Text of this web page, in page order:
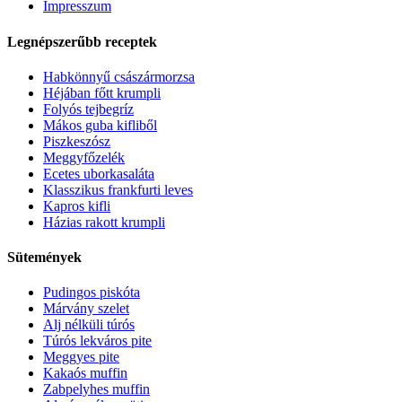
Impresszum
Legnépszerűbb receptek
Habkönnyű császármorzsa
Héjában főtt krumpli
Folyós tejbegríz
Mákos guba kifliből
Piszkeszósz
Meggyfőzelék
Ecetes uborkasaláta
Klasszikus frankfurti leves
Kapros kifli
Házias rakott krumpli
Sütemények
Pudingos piskóta
Márvány szelet
Alj nélküli túrós
Túrós lekváros pite
Meggyes pite
Kakaós muffin
Zabpelyhes muffin